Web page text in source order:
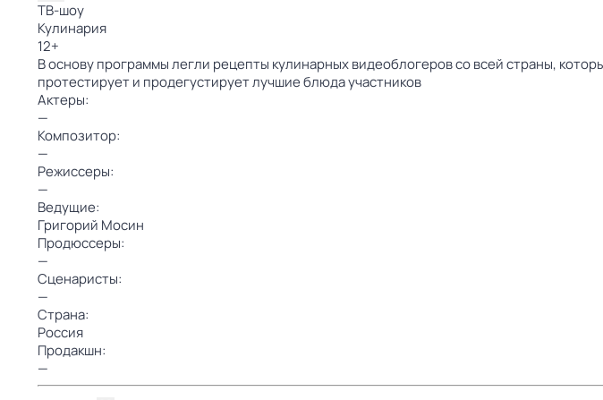
ТВ-шоу
Кулинария
12+
В основу программы легли рецепты кулинарных видеоблогеров со всей страны,
протестирует и продегустирует лучшие блюда участников
Актеры:
—
Композитор:
—
Режиссеры:
—
Ведущие:
Григорий Мосин
Продюссеры:
—
Сценаристы:
—
Страна:
Россия
Продакшн:
—